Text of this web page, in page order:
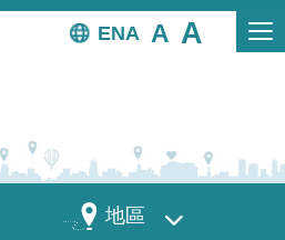
EN
地區 地區